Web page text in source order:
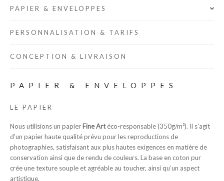
PAPIER & ENVELOPPES
PERSONNALISATION & TARIFS
CONCEPTION & LIVRAISON
PAPIER & ENVELOPPES
LE PAPIER
Nous utilisions un papier Fine Artéco-responsable (350g/m²). Il s’agit
d’un papier haute qualité prévu pour les reproductions de
photographies, satisfaisant aux plus hautes exigences en matière de
conservation ainsi que de rendu de couleurs. La base en coton pur
crée une texture souple et agréable au toucher, ainsi qu’un aspect
artistique.